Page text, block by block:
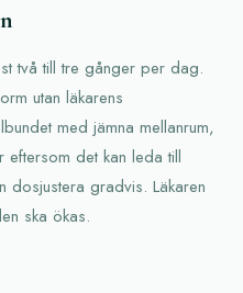
två till tre gånger per dag.
utan läkarens
med jämna mellanrum,
det kan leda till
dosjustera gradvis. Läkaren
ska ökas.